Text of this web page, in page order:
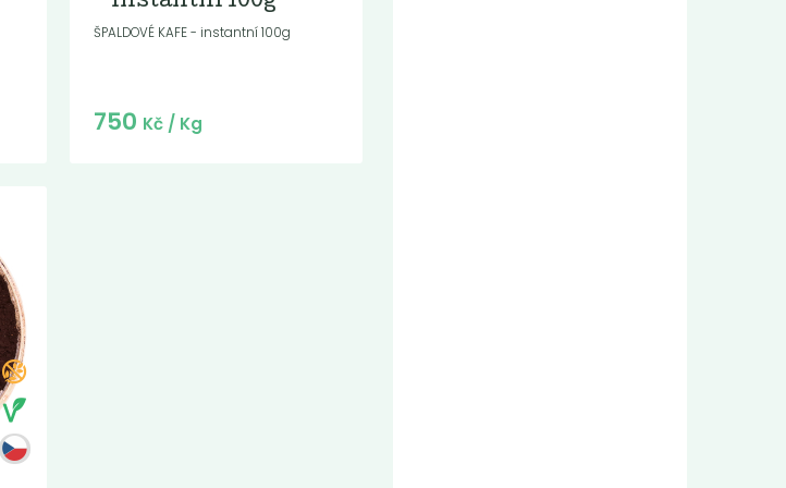
ŠPALDOVÉ KAFE - instantní 100g
750 Kč/ Kg